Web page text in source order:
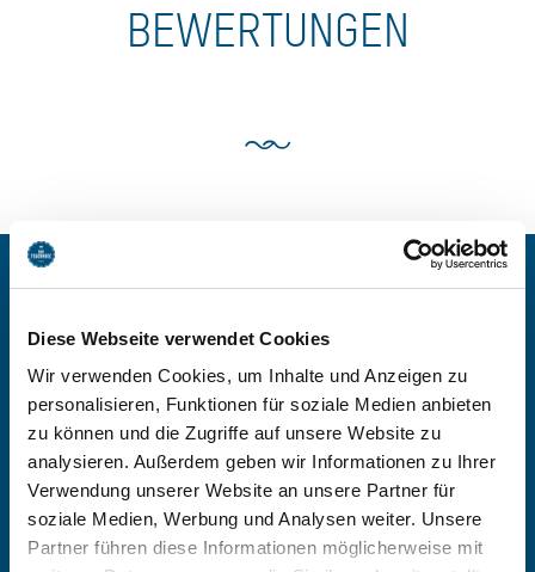
Diese Webseite verwendet Cookies
Wir verwenden Cookies, um Inhalte und Anzeigen zu
personalisieren, Funktionen für soziale Medien anbieten
zu können und die Zugriffe auf unsere Website zu
analysieren. Außerdem geben wir Informationen zu Ihrer
Verwendung unserer Website an unsere Partner für
soziale Medien, Werbung und Analysen weiter. Unsere
Partner führen diese Informationen möglicherweise mit
BEWERTUNGEN
BEI FERIENWOHNUNG
KIENING BUCHEN
Anzahl Personen